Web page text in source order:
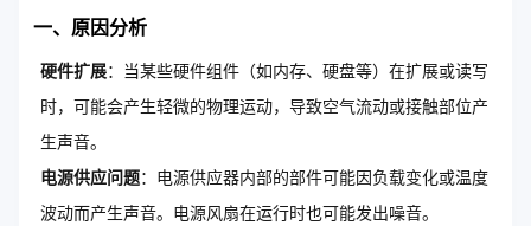
一、原因分析
硬件扩展：当某些硬件组件（如内存、硬盘等）在扩展或读写
时，可能会产生轻微的物理运动，导致空气流动或接触部位产
生声音。
电源供应问题：电源供应器内部的部件可能因负载变化或温度
波动而产生声音。电源风扇在运行时也可能发出噪音。